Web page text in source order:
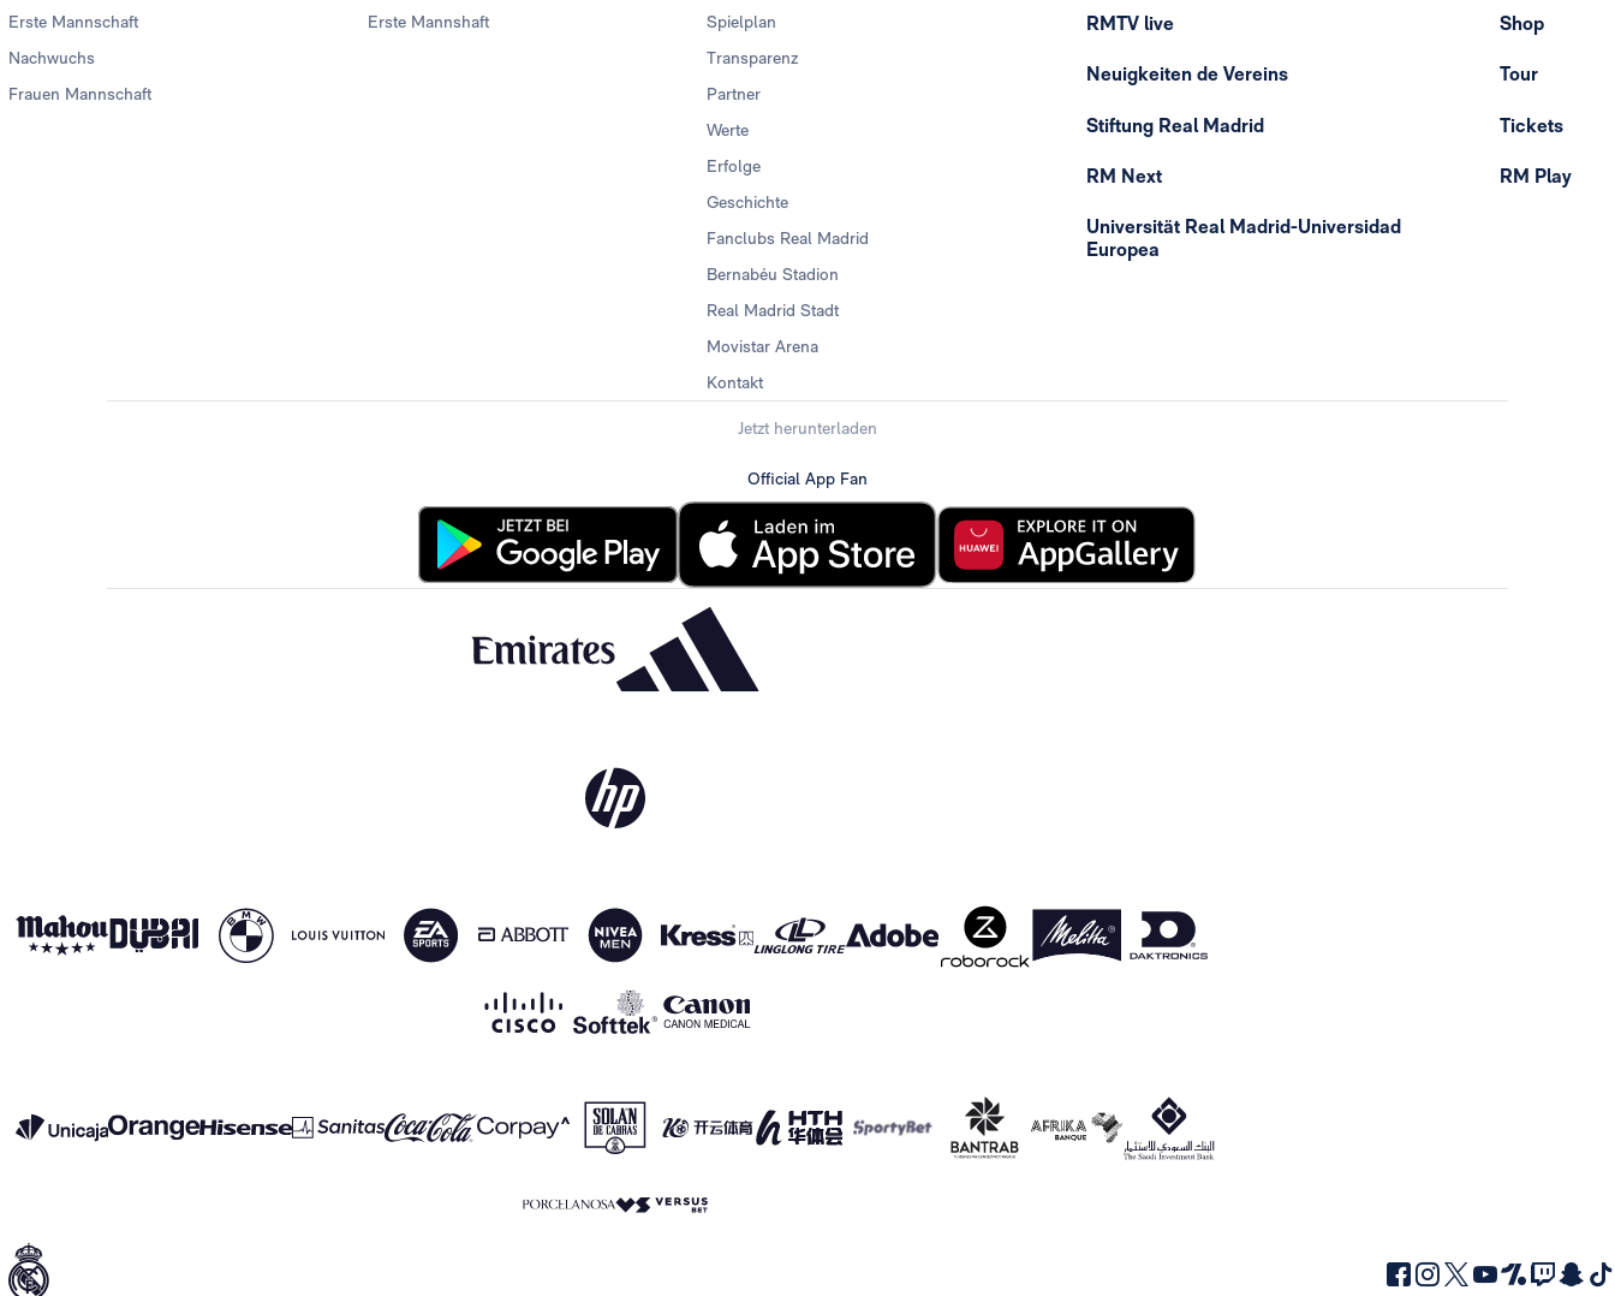
Erste Mannschaft
Nachwuchs
Frauen Mannschaft
Erste Mannshaft
Spielplan
Transparenz
Partner
Werte
Erfolge
Geschichte
Fanclubs Real Madrid
Bernabéu Stadion
Real Madrid Stadt
Movistar Arena
Kontakt
RMTV live
Neuigkeiten de Vereins
Stiftung Real Madrid
RM Next
Universität Real Madrid-Universidad
Europea
Shop
Tour
Tickets
RM Play
Jetzt herunterladen
Official App Fan